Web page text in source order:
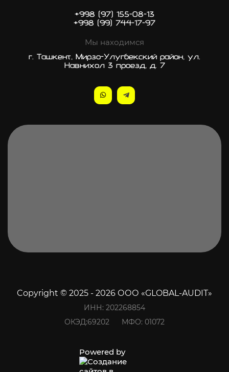
+998 (97) 155-08-13
+998 (99) 744-17-97
Мы находимся
г. Ташкент, Мирзо-Улугбекский район, ул.
Навнихол 3 проезд, д. 7
Copyright © 2025 - 2026 ООО «GLOBAL-AUDIT»
ИНН: 202268854
ОКЭД:69202 МФО: 01072
Powered by